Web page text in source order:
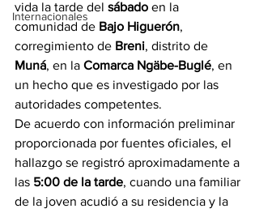
Internacionales
vida la tarde del sábado en la
comunidad de Bajo Higuerón,
corregimiento de Breni, distrito de
Muná, en la Comarca Ngäbe-Buglé, en
un hecho que es investigado por las
autoridades competentes.
De acuerdo con información preliminar
proporcionada por fuentes oficiales, el
hallazgo se registró aproximadamente a
las 5:00 de la tarde, cuando una familiar
de la joven acudió a su residencia y la